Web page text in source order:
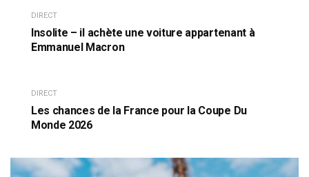
DIRECT
Insolite – il achète une voiture appartenant à
Emmanuel Macron
DIRECT
Les chances de la France pour la Coupe Du
Monde 2026